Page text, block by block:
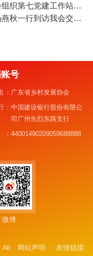
上一篇：广东省扶贫开发协会、社会组织第七党建工作站联合召开“党的二十大精神”专题学习会
下一篇：广东省小额贷款公司协会杨燕秋一行到访我会交流探讨会建党建工作
号
： 广东省乡村发展协会
：中国建设银行股份有限公
司广州先烈东路支行
：44001490209059688888
微博
网站声明 友情链接
All